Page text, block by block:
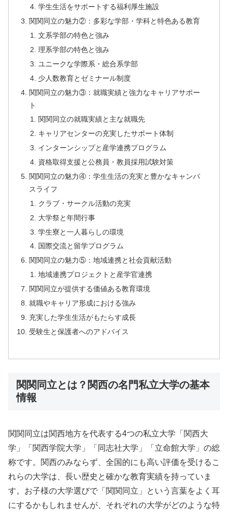
学生生活をサポートする福利厚生施設
関関同立の魅力②：多彩な学部・学科と特色ある教育
文系学部の特色と強み
理系学部の特色と強み
ユニークな学際系・総合系学部
少人数教育とゼミナール制度
関関同立の魅力③：就職実績と強力なキャリアサポー
ト
関関同立の就職実績と主な就職先
キャリアセンターの充実したサポート体制
インターンシップと産学連携プログラム
資格取得支援と公務員・教員採用試験対策
関関同立の魅力④：学生生活の充実と豊かなキャンパ
スライフ
クラブ・サークル活動の充実
大学祭と年間行事
学生寮と一人暮らしの環境
国際交流と留学プログラム
関関同立の魅力⑤：地域連携と社会貢献活動
地域連携プロジェクトと産学官連携
関関同立が提供する価値ある教育環境
就職やキャリア形成における強み
充実した学生生活がもたらす成長
受験生と保護者へのアドバイス
関関同立とは？関西の名門私立大学の基本
情報
関関同立は関西地方を代表する4つの私立大学「関西大
学」「関西学院大学」「同志社大学」「立命館大学」の総
称です。関西のみならず、全国的にも高い評価を受けるこ
れらの大学は、長い歴史と確かな教育実績を持っていま
す。お子様の大学選びで「関関同立」という言葉をよく耳
にするかもしれませんが、それぞれの大学がどのような特